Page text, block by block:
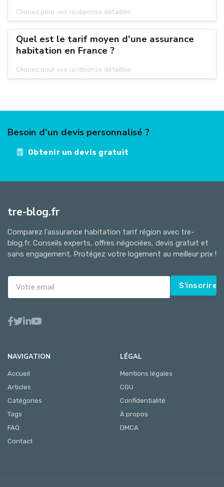
Cliquez pour voir la réponse détaillée
Quel est le tarif moyen d'une assurance
habitation en France ?
Cliquez pour voir la réponse détaillée
Besoin d'un devis personnalisé ?
Obtenir un devis gratuit
tre-blog.fr
Comparez l'assurance habitation tarif région avec tre-
blog.fr. Conseils experts, offres négociées, devis gratuit et
sans engagement. Protégez votre logement au meilleur prix !
S'inscrire
NAVIGATION
Accueil
Articles
Catégories
Tags
FAQ
Contact
LÉGAL
Mentions légales
CGU
Confidentialité
À propos
DMCA